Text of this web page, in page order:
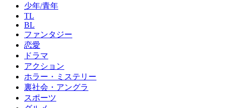
少年/青年
TL
BL
ファンタジー
恋愛
ドラマ
アクション
ホラー・ミステリー
裏社会・アングラ
スポーツ